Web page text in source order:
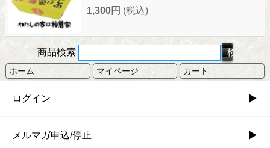
1,300円 (税込)
商品検索
ホーム マイページ カート
ログイン
メルマガ申込/停止